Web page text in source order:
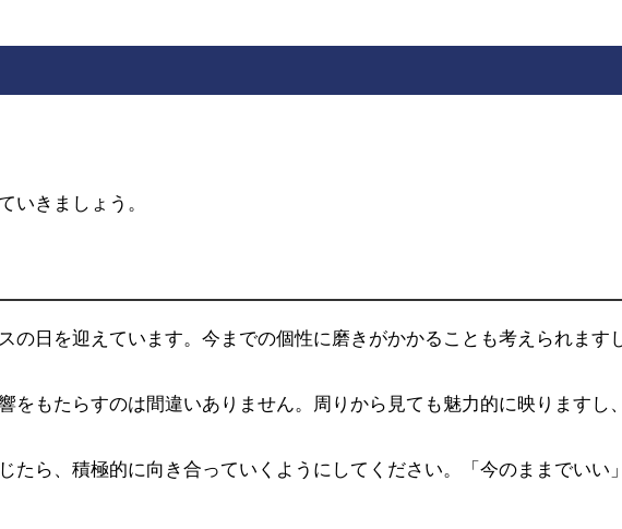
いきましょう。
の日を迎えています。今までの個性に磨きがかかることも考えられま
をもたらすのは間違いありません。周りから見ても魅力的に映ります
たら、積極的に向き合っていくようにしてください。「今のままでい